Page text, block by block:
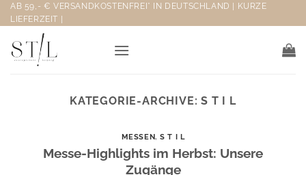
Zum
Inhalt
springen
AB 59,- € VERSANDKOSTENFREI* IN DEUTSCHLAND | KURZE
LIEFERZEIT |
KATEGORIE-ARCHIVE:S T I L
MESSEN,S T I L
Messe-Highlights im Herbst: Unsere
Zugänge